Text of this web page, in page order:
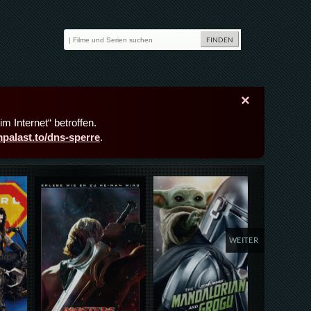
×
Internet“ betroffen.
dns-sperre.
Details,Play Details,Play
WEITER